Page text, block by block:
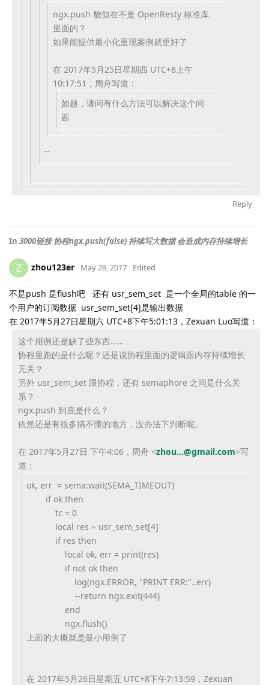
ngx.push 貌似在不是 OpenResty 标准库
里面的？
如果能提供最小化重现案例就更好了
在 2017年5月25日星期四 UTC+8上午
10:17:51，周舟写道：
如题，请问有什么方法可以解决这个问
题
--
Reply
In 3000链接 协程ngx.push(false) 持续写大数据 会造成内存持续增长
Z zhou123er May 28, 2017 Edited
不是push 是flush吧 还有 usr_sem_set 是一个全局的table 的一
个用户的订阅数据 usr_sem_set[4]是输出数据
在 2017年5月27日星期六 UTC+8下午5:01:13，Zexuan Luo写道：
这个用例还是缺了些东西……
协程里跑的是什么呢？还是说协程里面的逻辑跟内存持续增长
无关？
另外 usr_sem_set 跟协程，还有 semaphore 之间是什么关
系？
ngx.push 到底是什么？
依然还是有很多搞不懂的地方，没办法下判断呢。
在 2017年5月27日 下午4:06，周舟 <zhou...@gmail.com>写
道：
ok, err = sema:wait(SEMA_TIMEOUT)
if ok then
tc = 0
local res = usr_sem_set[4]
if res then
local ok, err = print(res)
if not ok then
log(ngx.ERROR, "PRINT ERR:"..err)
--return ngx.exit(444)
end
ngx.flush()
上面的大概就是最小用例了
在 2017年5月26日星期五 UTC+8下午7:13:59，Zexuan